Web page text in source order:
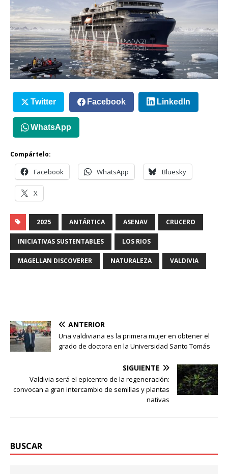
Twitter Facebook LinkedIn
WhatsApp
Compártelo:
Facebook WhatsApp Bluesky
X
2025 ANTÁRTICA ASENAV CRUCERO
INICIATIVAS SUSTENTABLES LOS RIOS
MAGELLAN DISCOVERER NATURALEZA VALDIVIA
ANTERIOR
Una valdiviana es la primera mujer en obtener el
grado de doctora en la Universidad Santo Tomás
SIGUIENTE
Valdivia será el epicentro de la regeneración:
convocan a gran intercambio de semillas y plantas
nativas
BUSCAR